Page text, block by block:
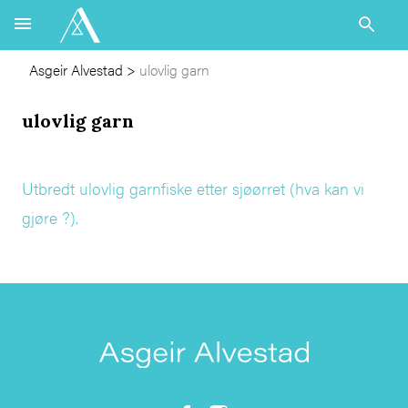
Asgeir Alvestad > ulovlig garn
ulovlig garn
Utbredt ulovlig garnfiske etter sjøørret (hva kan vi
gjøre ?).